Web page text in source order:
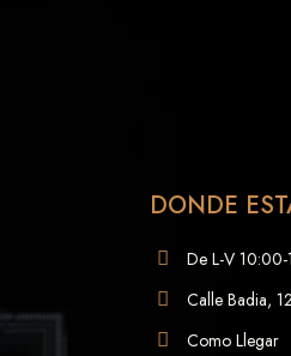
DONDE
De L-V
Calle Badia,
Como Llegar